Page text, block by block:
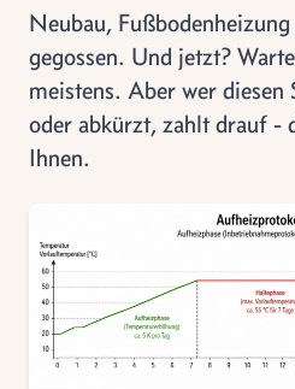
Neubau,
gegossen. Und jetzt?
meistens. Aber wer
oder abkürzt, zahlt drauf -
Ihnen.